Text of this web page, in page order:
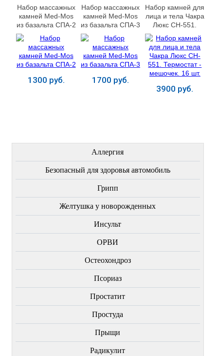
Набор массажных
камней Med-Mos
из базальта СПА-2
1300 руб.
Набор массажных
камней Med-Mos
из базальта СПА-3
1700 руб.
Набор камней для
лица и тела Чакра
Люкс CH-551.
мешочек. 16 шт.
3900 руб.
Аллергия
Безопасный для здоровья автомобиль
Грипп
Желтушка у новорожденных
Инсульт
ОРВИ
Остеохондроз
Пcориаз
Простатит
Простуда
Прыщи
Радикулит